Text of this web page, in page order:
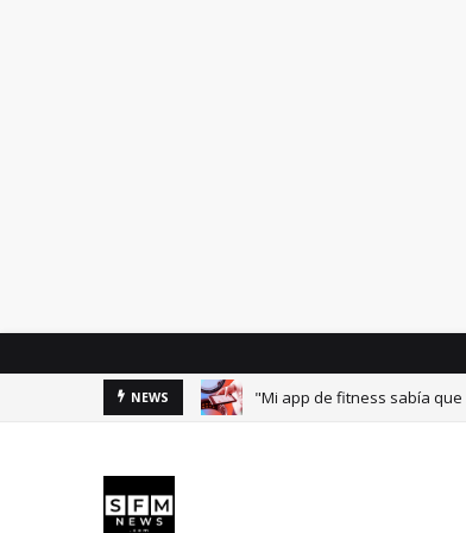
NEWS "Mi app de fitness sabía